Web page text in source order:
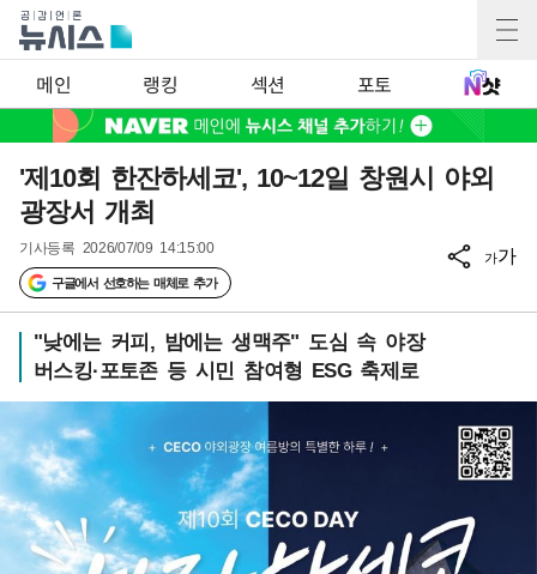
메인 랭킹 섹션 포토
'제10회 한잔하세코', 10~12일 창원시 야외
광장서 개최
기사등록 2026/07/09 14:15:00
구글에서 선호하는 매체로 추가
가가
"낮에는 커피, 밤에는 생맥주" 도심 속 야장
버스킹·포토존 등 시민 참여형 ESG 축제로